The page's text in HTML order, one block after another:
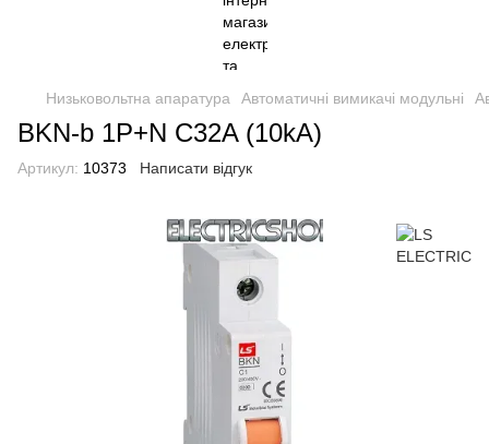
Низьковольтна апаратура Автоматичні вимикачі модульні
BKN-b 1P+N C32A (10kA)
Артикул: 10373 Написати відгук